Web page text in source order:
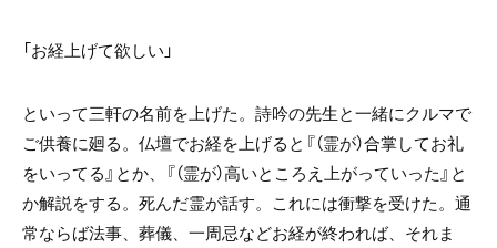
「お経上げて欲しい」
といって三軒の名前を上げた。詩吟の先生と一緒にクルマで
ご供養に廻る。仏壇でお経を上げると『（霊が）合掌してお礼
をいってる』とか、『（霊が）高いところえ上がっていった』と
か解説をする。死んだ霊が話す。これには衝撃を受けた。通
常ならば法事、葬儀、一周忌などお経が終われば、それま